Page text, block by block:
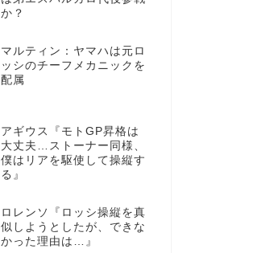
か？
マルティン：ヤマハは元ロ
ッシのチーフメカニックを
配属
アギウス『モトGP昇格は
大丈夫…ストーナー同様、
僕はリアを駆使して操縦す
る』
ロレンソ『ロッシ操縦を真
似しようとしたが、できな
かった理由は…』